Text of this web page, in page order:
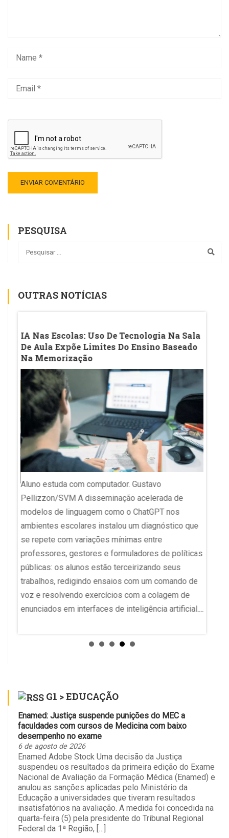
PESQUISA
OUTRAS NOTÍCIAS
IA Nas Escolas: Uso De Tecnologia Na Sala
De Aula Expõe Limites Do Ensino Baseado
Na Memorização
Aluno estuda com computador. Gustavo
Pellizzon/SVM A disseminação acelerada de
modelos de linguagem como o ChatGPT nos
ambientes escolares instalou um diagnóstico que
se repete com variações mínimas entre
professores, gestores e formuladores de políticas
públicas: os alunos estão terceirizando seus
trabalhos, redigindo ensaios com um comando de
voz e resolvendo exercícios com a colagem de
enunciados em interfaces de inteligência artificial....
G1 > EDUCAÇÃO
Enamed: Justiça suspende punições do MEC a
faculdades com cursos de Medicina com baixo
desempenho no exame
6 de agosto de 2026
Enamed Adobe Stock Uma decisão da Justiça
suspendeu os resultados da primeira edição do Exame
Nacional de Avaliação da Formação Médica (Enamed) e
anulou as sanções aplicadas pelo Ministério da
Educação a universidades que tiveram resultados
insatisfatórios na avaliação. A medida foi concedida na
quarta-feira (5) pela presidente do Tribunal Regional
Federal da 1ª Região, […]